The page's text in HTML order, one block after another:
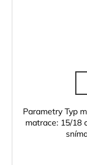
Parametry Typ
matrace: 15/18